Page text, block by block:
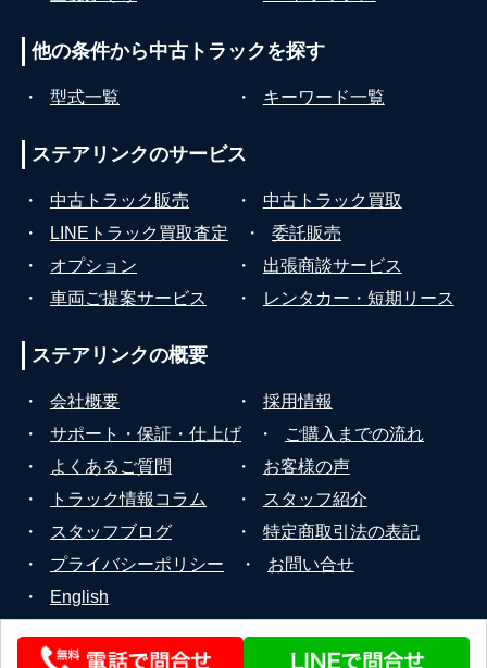
他の条件から中古トラックを探す
・ 型式一覧 ・ キーワード一覧
ステアリンクのサービス
・ 中古トラック販売 ・
中古トラック買取
・
LINEトラック買取査定 ・
委託販売
・
オプション ・
出張商談サービス
・
車両ご提案サービス ・ レンタカー・短期リース
ステアリンクの概要
・ 会社概要 ・
採用情報
・
サポート・保証・仕上げ ・
ご購入までの流れ
・
よくあるご質問 ・
お客様の声
・
トラック情報コラム ・
スタッフ紹介
・
スタッフブログ ・
特定商取引法の表記
・
プライバシーポリシー ・
お問い合せ
・
English
© 2026 STEERLINK Co.,Ltd